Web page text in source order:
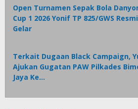
Open Turnamen Sepak Bola
Cup 1 2026 Yonif TP 825/GWS
Gelar
Terkait Dugaan Black Campaign,
Ajukan Gugatan PAW Pilkades
Jaya Ke…